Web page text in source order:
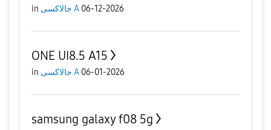
in جالاكسى A 06-12-2026
ONE UI8.5 A15
in جالاكسى A 06-01-2026
samsung galaxy f08 5g